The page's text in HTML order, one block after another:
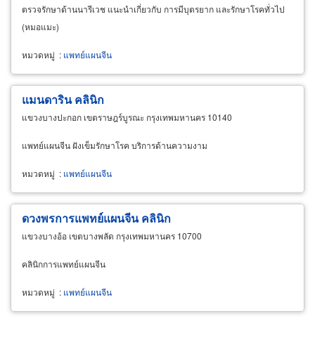
ตรวจรักษาด้านนารีเวช แนะนำเกี่ยวกับ การมีบุตรยาก และรักษาโรคทั่วไป
(หมอแมะ)
หมวดหมู่ : แพทย์แผนจีน
แมนดาริน คลินิก
แขวงบางปะกอก เขตราษฎร์บูรณะ กรุงเทพมหานคร 10140
แพทย์แผนจีน ฝังเข็มรักษาโรค บริการด้านความงาม
หมวดหมู่ : แพทย์แผนจีน
ดวงพรการแพทย์แผนจีน คลินิก
แขวงบางอ้อ เขตบางพลัด กรุงเทพมหานคร 10700
คลินิกการแพทย์แผนจีน
หมวดหมู่ : แพทย์แผนจีน